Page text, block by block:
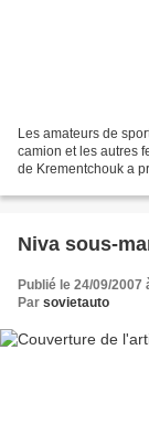
Les amateurs de
camion et les autres
de Krementchouk a
Niva sous-
Publié le 24/09/2007
Par sovietauto